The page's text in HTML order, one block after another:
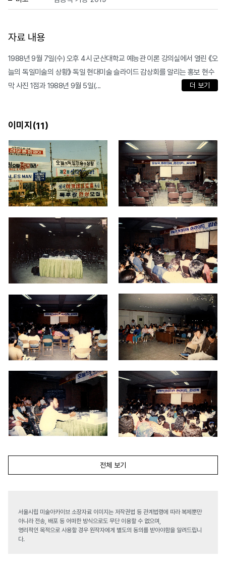
자료 내용
1988년 9월 7일(수) 오후 4시 군산대학교 예능관 이론 강의실에서 열린 《오
늘의 독일미술의 상황》 독일 현대미술 슬라이드 감상회를 알리는 홍보 현수
막 사진 1점과 1988년 9월 5일(...
더 보기
이미지(11)
전체 보기
서울시립 미술아카이브 소장자료 이미지는 저작권법 등 관계법령에 따라 복제뿐만
아니라 전송, 배포 등 어떠한 방식으로도 무단 이용할 수 없으며,
영리적인 목적으로 사용할 경우 원작자에게 별도의 동의를 받아야함을 알려드립니
다.